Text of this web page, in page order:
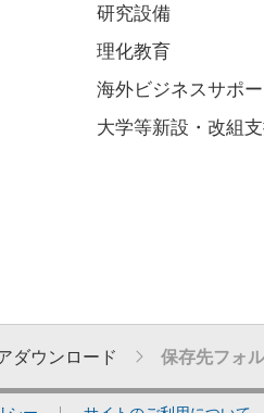
研究設備
理化教育
海外ビジネスサポー
大学等新設・改組
ダウンロード 保存先フォ